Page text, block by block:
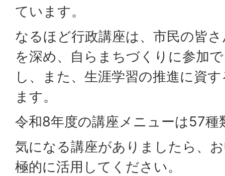
ています。
なるほど行政講座は、市民の皆
を深め、自らまちづくりに参加
し、また、生涯学習の推進に資
ます。
令和8年度の講座メニューは57種
気になる講座がありましたら、
極的に活用してください。